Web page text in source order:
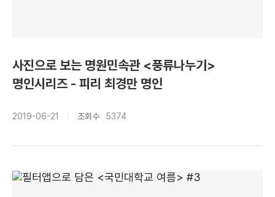
사진으로 보는 명원민속관 <풍류나누기>
명인시리즈 - 피리 최경만 명인
2019-06-21 조회수 5374